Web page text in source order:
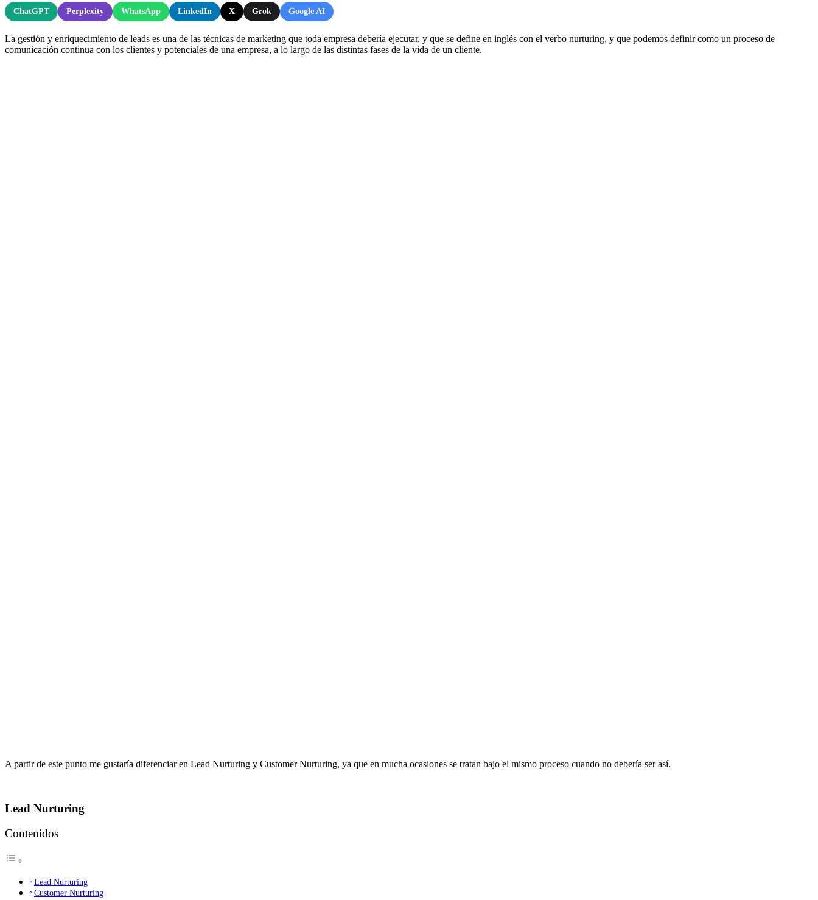
ChatGPT Perplexity WhatsApp LinkedIn X Grok Google AI
La gestión y enriquecimiento de leads es una de las técnicas de marketing que toda empresa debería ejecutar, y que se define en inglés con el verbo nurturing, y que podemos definir como un proceso de
comunicación continua con los clientes y potenciales de una empresa, a lo largo de las distintas fases de la vida de un cliente.
A partir de este punto me gustaría diferenciar en Lead Nurturing y Customer Nurturing, ya que en mucha ocasiones se tratan bajo el mismo proceso cuando no debería ser así.
Lead Nurturing
Contenidos
Lead Nurturing
Customer Nurturing